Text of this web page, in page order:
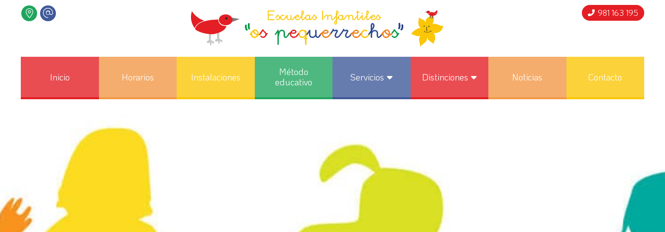
981 163 195
Inicio Horarios Instalaciones
Método
educativo
Servicios Distinciones Noticias Contacto